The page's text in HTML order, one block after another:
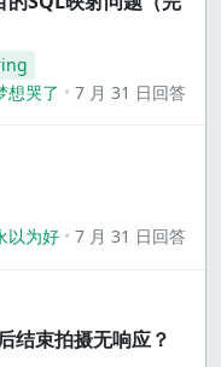
想哭了
7 月 31 日回答
以为好 7 月 31 日回答
结束拍摄无响应？